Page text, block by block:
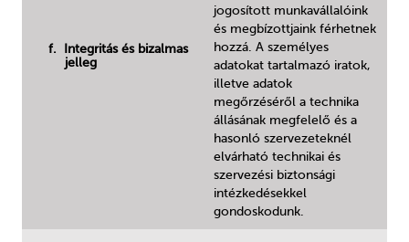
f. Integritás és bizalmas
jelleg
jogosított munkavállalóink
és megbízottjaink férhetnek
hozzá. A személyes
adatokat tartalmazó iratok,
illetve adatok
megőrzéséről a technika
állásának megfelelő és a
hasonló szervezeteknél
elvárható technikai és
szervezési biztonsági
intézkedésekkel
gondoskodunk.